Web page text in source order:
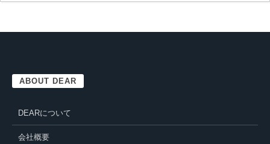
ABOUT DEAR
DEARについて
会社概要